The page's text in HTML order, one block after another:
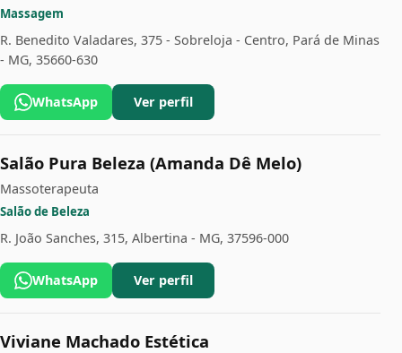
Massagem
R. Benedito Valadares, 375 - Sobreloja - Centro, Pará de Minas
- MG, 35660-630
WhatsApp Ver perfil
Salão Pura Beleza (Amanda Dê Melo)
Massoterapeuta
Salão de Beleza
R. João Sanches, 315, Albertina - MG, 37596-000
WhatsApp Ver perfil
Viviane Machado Estética